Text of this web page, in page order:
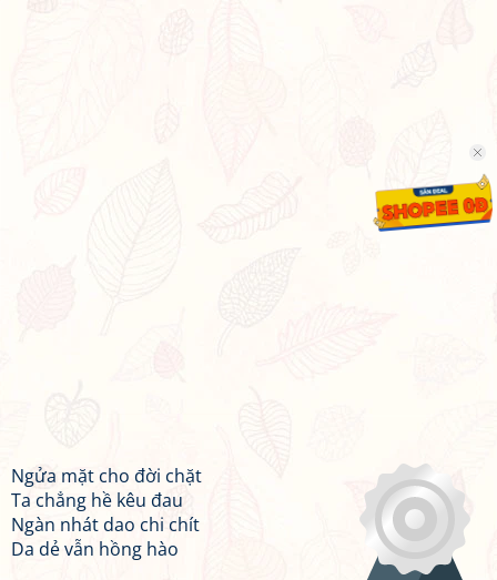
Ngửa mặt cho đời chặt
Ta chẳng hề kêu đau
Ngàn nhát dao chi chít
Da dẻ vẫn hồng hào